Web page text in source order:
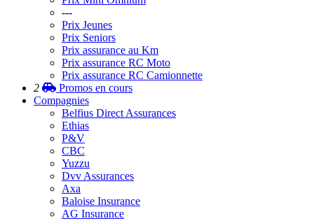
---
Prix Jeunes
Prix Seniors
Prix assurance au Km
Prix assurance RC Moto
Prix assurance RC Camionnette
2
Promos en cours
Compagnies
Belfius Direct Assurances
Ethias
P&V
CBC
Yuzzu
Dvv Assurances
Axa
Baloise Insurance
AG Insurance